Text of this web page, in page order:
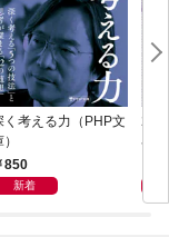
く考える力（PHP文
850
新着
20
界